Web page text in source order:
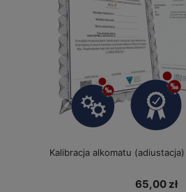
Kalibracja alkomatu
65,00 zł